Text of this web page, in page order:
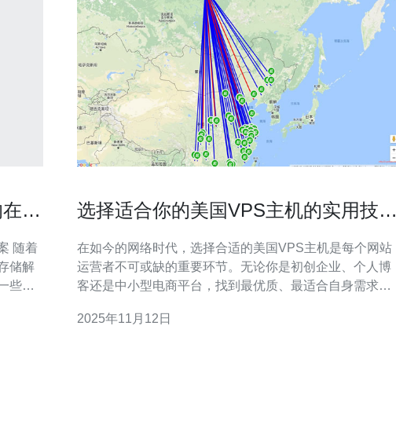
线
储解
些特
及适
选择适合你的美国VPS主机的实用技巧
在如今的网络时代，选择合适的美国VPS主机是每个网站
运营者不可或缺的重要环节。无论你是初创企业、个人博
客还是中小型电商平台，找到最优质、最适合自身需求的
最便宜的以及最佳性价比的VPS主机呢？本文将为你提供
2025年11月12日